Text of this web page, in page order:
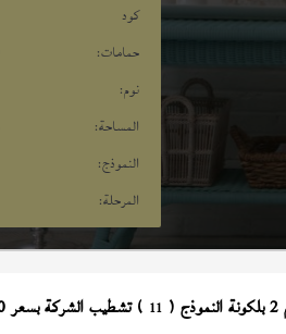
كود
حمامات:
نوم:
المساحة:
النموذج:
المرحلة:
11 ) تشطيب الشركة بسعر 6,000 جنيه